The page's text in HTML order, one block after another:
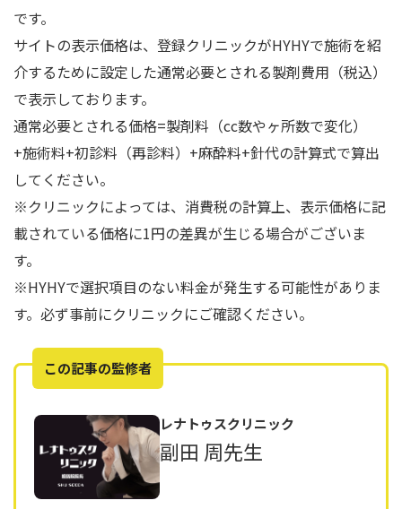
です。
サイトの表示価格は、登録クリニックがHYHYで施術を紹
介するために設定した通常必要とされる製剤費用（税込）
で表示しております。
通常必要とされる価格=製剤料（cc数やヶ所数で変化）
+施術料+初診料（再診料）+麻酔料+針代の計算式で算出
してください。
※クリニックによっては、消費税の計算上、表示価格に記
載されている価格に1円の差異が生じる場合がございま
す。
※HYHYで選択項目のない料金が発生する可能性がありま
す。必ず事前にクリニックにご確認ください。
この記事の監修者
レナトゥスクリニック
副田 周先生